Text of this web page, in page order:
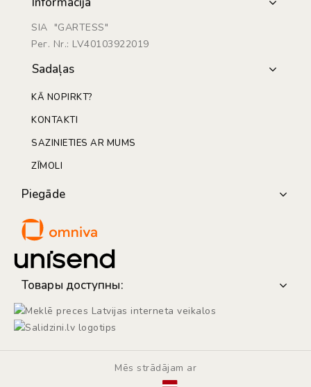
SIA "GARTESS"
Рег. Nr.: LV40103922019
Sadaļas
KĀ NOPIRKT?
KONTAKTI
SAZINIETIES AR MUMS
ZĪMOLI
Piegāde
Товары доступны:
Mēs strādājam ar